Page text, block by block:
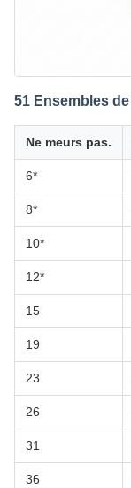
51 Ensembles
Ne meurs pas.
6*
8*
10*
12*
15
19
23
26
31
36